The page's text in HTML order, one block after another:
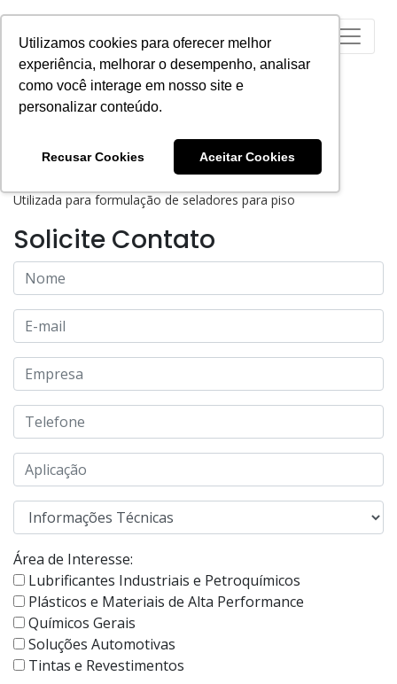
Utilizamos cookies para oferecer melhor
experiência, melhorar o desempenho, analisar
como você interage em nosso site e
personalizar conteúdo.
Recusar Cookies Aceitar Cookies
POLIGEN® MA
Utilizada para formulação de seladores para piso
Solicite Contato
Área de Interesse:
Lubrificantes Industriais e Petroquímicos
Plásticos e Materiais de Alta Performance
Químicos Gerais
Soluções Automotivas
Tintas e Revestimentos